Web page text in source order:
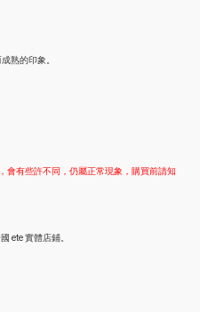
熟的印象。
會有些許不同，仍屬正常現象，購買前請知
ete 實體店鋪。